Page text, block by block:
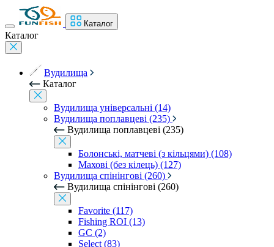
Каталог
Каталог
Вудилища
Каталог
Вудилища універсальні (14)
Вудилища поплавцеві (235)
Вудилища поплавцеві (235)
Болонські, матчеві (з кільцями) (108)
Махові (без кілець) (127)
Вудилища спінінгові (260)
Вудилища спінінгові (260)
Favorite (117)
Fishing ROI (13)
GC (2)
Select (83)